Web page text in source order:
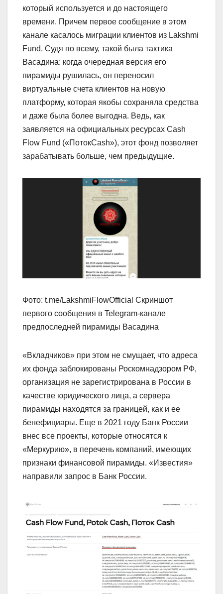
который используется и до настоящего
времени. Причем первое сообщение в этом
канале касалось миграции клиентов из Lakshmi
Fund. Судя по всему, такой была тактика
Васадина: когда очередная версия его
пирамиды рушилась, он переносил
виртуальные счета клиентов на новую
платформу, которая якобы сохраняла средства
и даже была более выгодна. Ведь, как
заявляется на официальных ресурсах Cash
Flow Fund («ПотокCash»), этот фонд позволяет
зарабатывать больше, чем предыдущие.
Фото: t.me/LakshmiFlowOfficial Скриншот
первого сообщения в Telegram-канале
предпоследней пирамиды Васадина
«Вкладчиков» при этом не смущает, что адреса
их фонда заблокированы Роскомнадзором РФ,
организация не зарегистрирована в России в
качестве юридического лица, а сервера
пирамиды находятся за границей, как и ее
бенефициары. Еще в 2021 году Банк России
внес все проекты, которые относятся к
«Меркурию», в перечень компаний, имеющих
признаки финансовой пирамиды. «Известия»
направили запрос в Банк России.